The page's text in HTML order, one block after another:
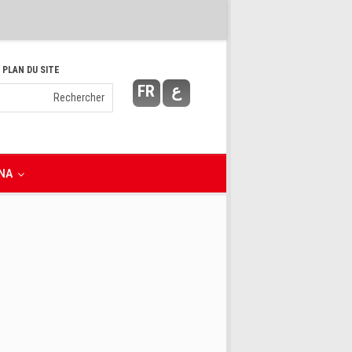
FR ع
| PLAN DU SITE